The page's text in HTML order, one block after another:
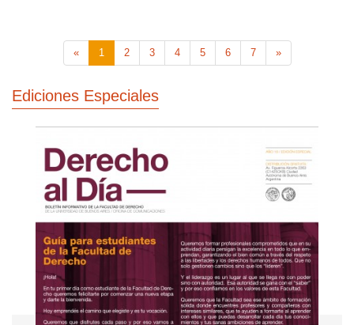
« 1 2 3 4 5 6 7 »
Ediciones Especiales